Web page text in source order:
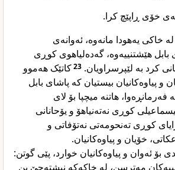
خۆی ڕاپێچ کرا.
خاکی یەهودا مانەوە، ئەوانەی
هێشتنییەوە، گەدەلیاهوی کوڕی
کرد بە لێپرسراویان. 23کاتێک هەموو
پیاوەکانیان بیستیان کە پاشای بابل
هاتنە میچپا بۆ لای
کوڕی نەتەنیاهۆ و یۆحانانی
کوڕی تەنحومەتی نەتۆفاتی و
خۆیان و پیاوەکانیان.
بۆ ئەوان و پیاوەکانیان خوارد، پێی گوتن:
مەترسن، لە خاکەکە نیشتەجێ بن